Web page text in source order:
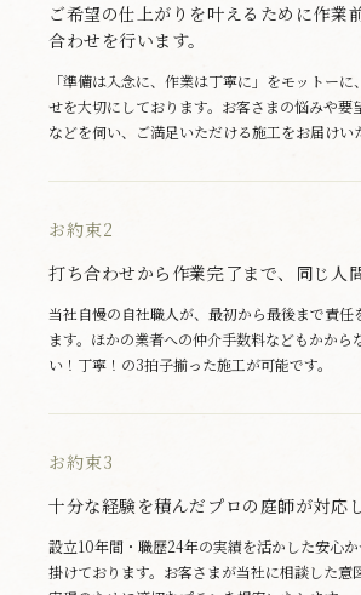
ご希望の仕上がりを叶えるために作業
合わせを行います。
「準備は入念に、作業は丁寧に」をモットー
せを大切にしております。お客さまの悩みや要
などを伺い、ご満足いただける施工をお届けい
お約束2
打ち合わせから作業完了まで、同じ人
当社自慢の自社職人が、最初から最後まで責任
ます。ほかの業者への仲介手数料などもかから
い！丁寧！の3拍子揃った施工が可能です。
お約束3
十分な経験を積んだプロの庭師が対応し
設立10年間・職歴24年の実績を活かした安心
掛けております。お客さまが当社に相談した意